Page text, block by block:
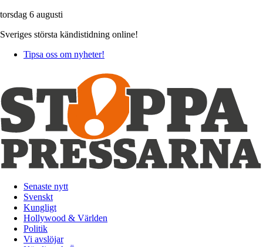
torsdag 6 augusti
Sveriges största kändistidning online!
Tipsa oss om nyheter!
Senaste nytt
Svenskt
Kungligt
Hollywood & Världen
Politik
Vi avslöjar